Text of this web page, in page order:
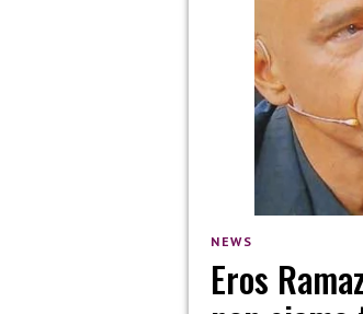
NEWS
Eros